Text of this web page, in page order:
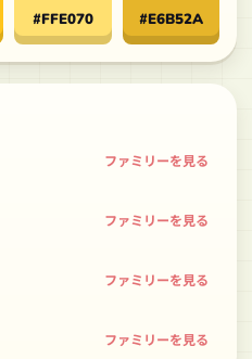
#FFE070 #E6B52A
ファミリーを見る
ファミリーを見る
ファミリーを見る
ファミリーを見る